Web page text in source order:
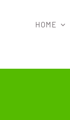
HOME